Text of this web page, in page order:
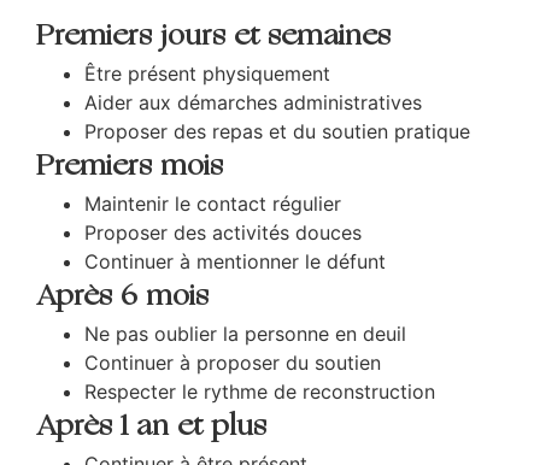
Premiers jours et semaines
Être présent physiquement
Aider aux démarches administratives
Proposer des repas et du soutien pratique
Premiers mois
Maintenir le contact régulier
Proposer des activités douces
Continuer à mentionner le défunt
Après 6 mois
Ne pas oublier la personne en deuil
Continuer à proposer du soutien
Respecter le rythme de reconstruction
Après 1 an et plus